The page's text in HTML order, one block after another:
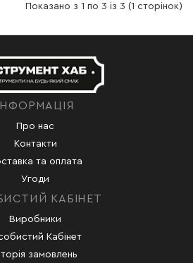
Показано з 1 по 3 із 3 (1 сторінок)
ІНФОРМАЦІЯ
Про нас
Контакти
та оплата
Угоди
КАБІНЕТ
Виробники
Кабінет
замовлень